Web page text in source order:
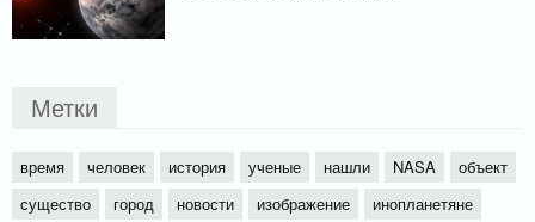
Метки
время человек история ученые нашли NASA
объект
существо
город новости изображение инопланетяне